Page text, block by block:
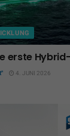
erste
4. JUNI 2026